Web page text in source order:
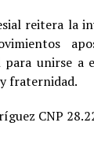
reitera la
para unirse a
fraternidad.
CNP